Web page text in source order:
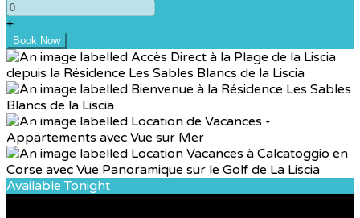
+
Available Tonight